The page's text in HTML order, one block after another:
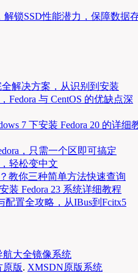
解锁SSD性能潜力，保障数据
全解决方案，从识别到安装
Fedora 与 CentOS 的优缺点深
7 下安装 Fedora 20 的详细
，只需一个区即可搞定
轻松变中文
教你三种简单方法快速查询
装 Fedora 23 系统详细教程
配置全攻略，从IBus到Fcitx5
航大全镜像系统
原版. XMSDN原版系统